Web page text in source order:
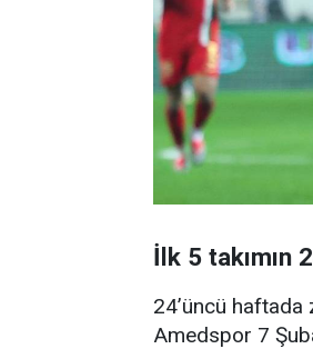
İlk 5 takımın
24’üncü haftada
Amedspor 7